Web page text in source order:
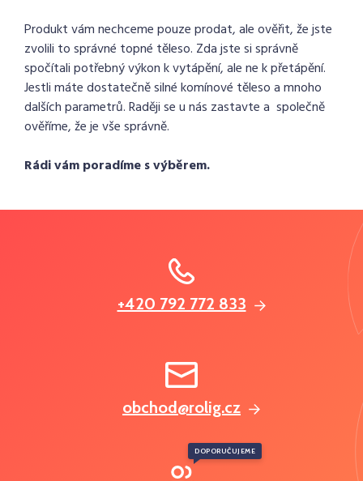
Produkt vám nechceme pouze prodat, ale ověřit, že jste
zvolili to správné topné těleso. Zda jste si správně
spočítali potřebný výkon k vytápění, ale ne k přetápění.
Jestli máte dostatečně silné komínové těleso a mnoho
dalších parametrů. Raději se u nás zastavte a společně
ověříme, že je vše správně.
Rádi vám poradíme s výběrem.
+420 792 772 833
obchod@rolig.cz
DOPORUČUJEME